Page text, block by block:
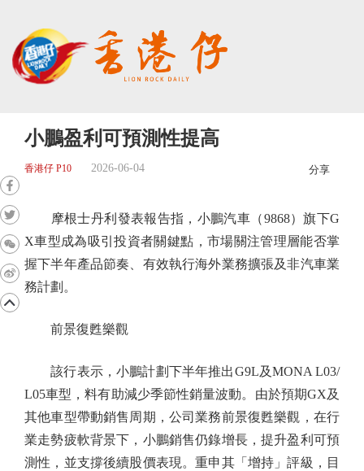
小鵬盈利可預測性提高
香港仔 P10 2026-06-04 分享
摩根士丹利發表報告指，小鵬汽車（9868）旗下G
X車型成為吸引投資者關鍵點，市場關注管理層能否掌
握下半年產品節奏、有效執行海外業務擴張及非汽車業
務計劃。
前景復甦樂觀
該行表示，小鵬計劃下半年推出G9L及MONA L03/
L05車型，料有助減少季節性銷量波動。由於預期GX及
其他車型帶動銷售周期，公司業務前景復甦樂觀，在行
業走勢疲軟背景下，小鵬銷售仍錄增長，提升盈利可預
測性，並支撐後續股價表現。重申其「增持」評級，目